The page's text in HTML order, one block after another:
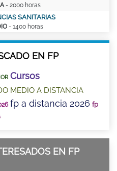
- 2000 horas
SANITARIAS
- 1400 horas
EN FP
Cursos
MEDIO A DISTANCIA
fp a distancia 2026 fp
EN FP